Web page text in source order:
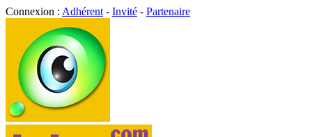
Connexion : Adhérent - Invité - Partenaire